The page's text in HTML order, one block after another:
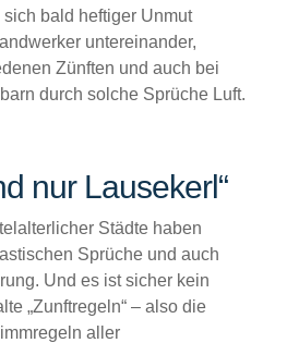
bald heftiger Unmut
untereinander,
Zünften und auch bei
durch solche Sprüche Luft.
nur Lausekerl“
Städte haben
Sprüche und auch
Und es ist sicher kein
„Zunftregeln“ – also die
aller